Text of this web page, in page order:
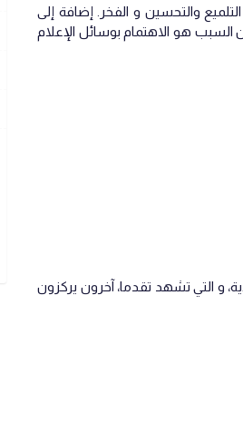
والتحسين و الفخر. إضافة إلى
السبب هو الاهتمام بوسائل الإعلام
و التي تشهد تقدما، آخرون يركزون